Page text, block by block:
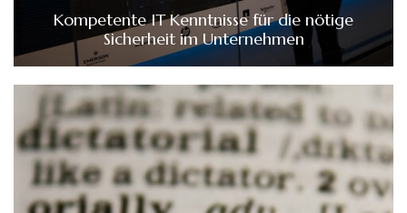
Kompetente IT Kenntnisse für die nötige
Sicherheit im Unternehmen